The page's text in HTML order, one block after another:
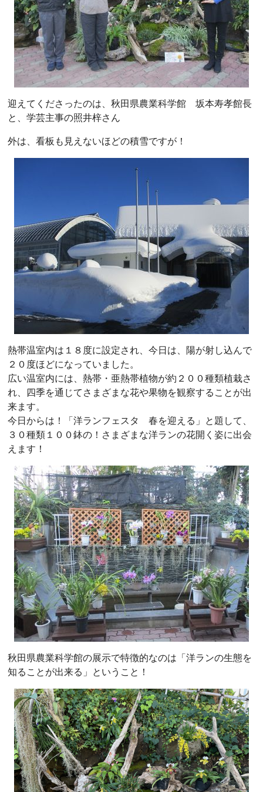
迎えてくださったのは、秋田県農業科学館 坂本寿孝館長
と、学芸主事の照井梓さん
外は、看板も見えないほどの積雪ですが！
熱帯温室内は１８度に設定され、今日は、陽が射し込んで
２０度ほどになっていました。
広い温室内には、熱帯・亜熱帯植物が約２００種類植栽さ
れ、四季を通じてさまざまな花や果物を観察することが出
来ます。
今日からは！「洋ランフェスタ 春を迎える」と題して、
３０種類１００鉢の！さまざまな洋ランの花開く姿に出会
えます！
秋田県農業科学館の展示で特徴的なのは「洋ランの生態を
知ることが出来る」ということ！